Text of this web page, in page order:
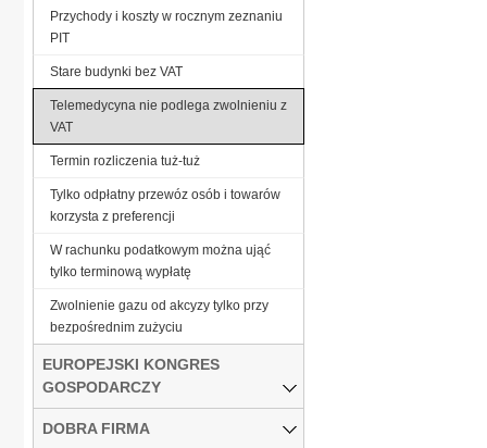
Przychody i koszty w rocznym zeznaniu
PIT
Stare budynki bez VAT
Telemedycyna nie podlega zwolnieniu z
VAT
Termin rozliczenia tuż-tuż
Tylko odpłatny przewóz osób i towarów
korzysta z preferencji
W rachunku podatkowym można ująć
tylko terminową wypłatę
Zwolnienie gazu od akcyzy tylko przy
bezpośrednim zużyciu
EUROPEJSKI KONGRES
GOSPODARCZY
DOBRA FIRMA